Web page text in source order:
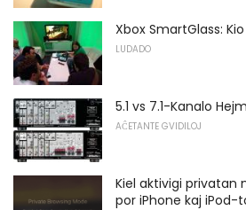
Xbox SmartGlass:
LUDADO
5.1 vs 7.1-Kanalo
AĈETANTE GVIDILOJ
Kiel aktivigi privatan
por iPhone kaj iPod-